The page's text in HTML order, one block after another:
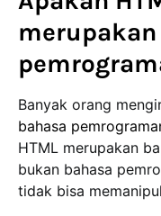
Banyak orang
bahasa
HTML merupakan
bukan bahasa
tidak bisa